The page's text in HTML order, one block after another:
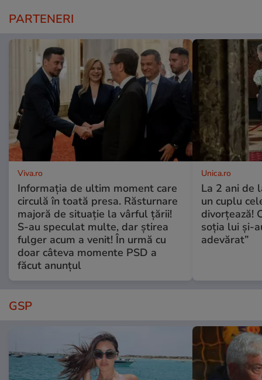
PARTENERI
Viva.ro
Informația de ultim moment care
circulă în toată presa. Răsturnare
majoră de situație la vârful țării!
S-au speculat multe, dar știrea
fulger acum a venit! În urmă cu
doar câteva momente PSD a
făcut anunțul
Unica.ro
La 2 ani de
un cuplu
divorțează!
soția lui și-
adevărat”
GSP